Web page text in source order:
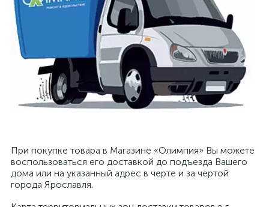
При покупке товара в Магазине «Олимпия» Вы можете
воспользоваться его доставкой до подъезда Вашего
дома или на указанный адрес в черте и за чертой
города Ярославля.